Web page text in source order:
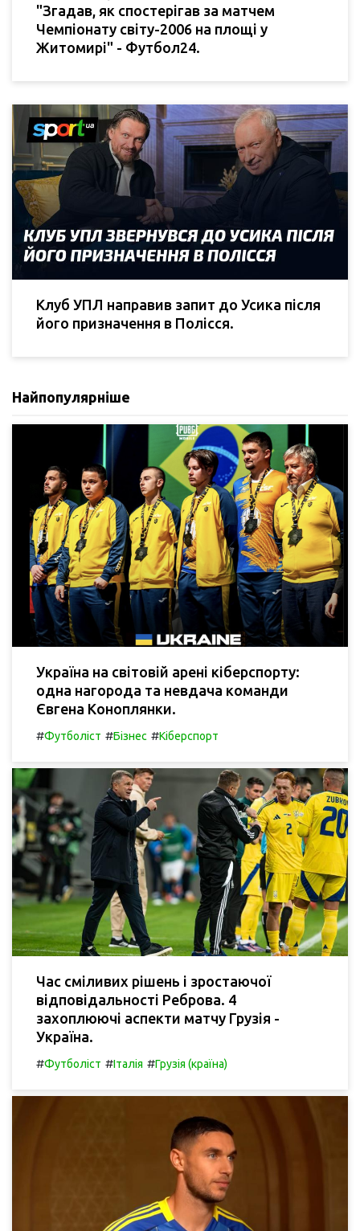
"Згадав, як спостерігав за матчем
Чемпіонату світу-2006 на площі у
Житомирі" - Футбол24.
Клуб УПЛ направив запит до Усика після
його призначення в Полісся.
Найпопулярніше
Україна на світовій арені кіберспорту:
одна нагорода та невдача команди
Євгена Коноплянки.
#Футболіст #Бізнес #Кіберспорт
Час сміливих рішень і зростаючої
відповідальності Реброва. 4
захоплюючі аспекти матчу Грузія -
Україна.
#Футболіст #Італія #Грузія (країна)